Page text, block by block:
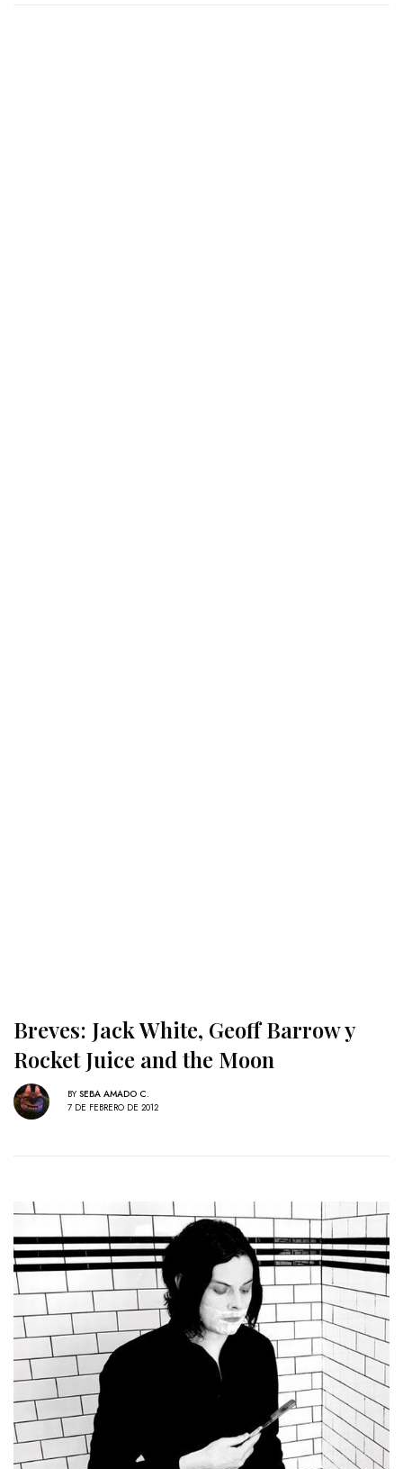
Breves: Jack White, Geoff Barrow y
Rocket Juice and the Moon
BY SEBA AMADO C.
7 DE FEBRERO DE 2012